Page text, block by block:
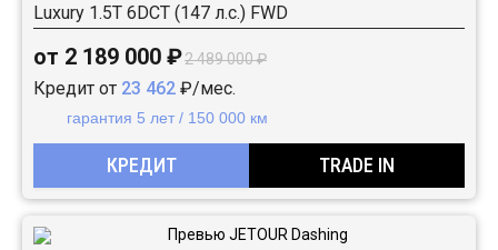
Luxury 1.5T 6DCT (147 л.с.) FWD
от 2 189 000 ₽2 489 000 ₽
Кредит от 23 462 ₽/мес.
гарантия 5 лет / 150 000 км
КРЕДИТ TRADE IN